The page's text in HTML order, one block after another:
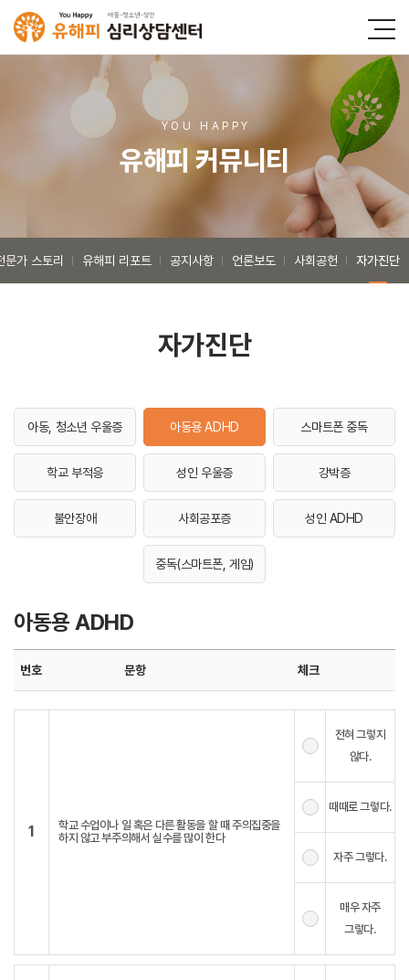
YOU HAPPY
유해피 커뮤니티
문가 스토리 유해피 리포트 공지사항 언론보도 사회공헌 자가진단
자가진단
아동, 청소년 우울증 아동용 ADHD 스마트폰 중독
학교 부적응 성인 우울증 강박증
불안장애 사회공포증 성인 ADHD
중독(스마트폰, 게임)
아동용 ADHD
번호 문항 체크
1
학교 수업이나 일 혹은 다른 활동을 할 때 주의집중을
하지 않고 부주의해서 실수를 많이 한다
전혀 그렇지
않다.
때때로 그렇다.
자주 그렇다.
매우 자주
그렇다.